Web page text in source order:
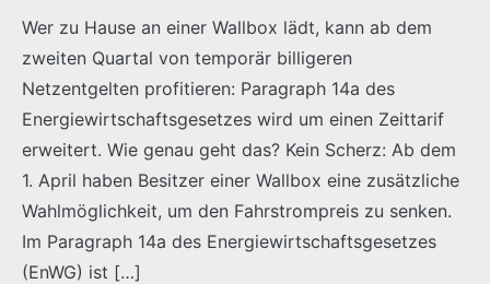
Wer zu Hause an einer Wallbox lädt, kann ab dem
zweiten Quartal von temporär billigeren
Netzentgelten profitieren: Paragraph 14a des
Energiewirtschaftsgesetzes wird um einen Zeittarif
erweitert. Wie genau geht das? Kein Scherz: Ab dem
1. April haben Besitzer einer Wallbox eine zusätzliche
Wahlmöglichkeit, um den Fahrstrompreis zu senken.
Im Paragraph 14a des Energiewirtschaftsgesetzes
(EnWG) ist […]